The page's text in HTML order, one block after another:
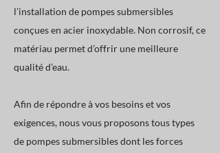
l’installation de pompes submersibles
conçues en acier inoxydable. Non corrosif, ce
matériau permet d’offrir une meilleure
qualité d’eau.
Afin de répondre à vos besoins et vos
exigences, nous vous proposons tous types
de pompes submersibles dont les forces